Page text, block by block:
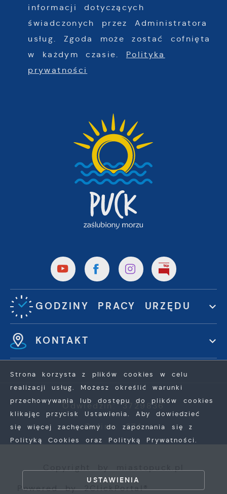
informacji dotyczących
świadczonych przez Administratora
usług. Zgoda może zostać cofnięta
w każdym czasie. Polityka
prywatności
GODZINY PRACY URZĘDU
KONTAKT
Odwiedzin: 3729836
Online: 374
Powered by2ClickPortal®
Strona korzysta z plików cookies w celu
realizacji usług. Możesz określić warunki
przechowywania lub dostępu do plików cookies
klikając przycisk Ustawienia. Aby dowiedzieć
się więcej zachęcamy do zapoznania się z
Polityką Cookies oraz Polityką Prywatności.
USTAWIENIA
ZAPISZ WYBRANE
ZEZWÓL NA WSZYSTKIE